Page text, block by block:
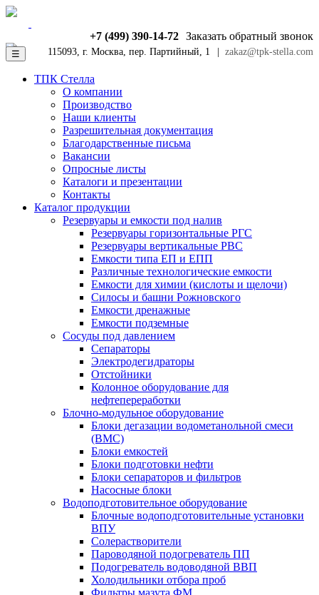
Заказать обратный звонок
+7 (499) 390-14-72
zakaz@tpk-stella.com
115093, г. Москва, пер. Партийный, 1
☰
ТПК Стелла
О компании
Производство
Наши клиенты
Разрешительная документация
Благодарственные письма
Вакансии
Опросные листы
Каталоги и презентации
Контакты
Каталог продукции
Резервуары и емкости под налив
Резервуары горизонтальные РГС
Резервуары вертикальные РВС
Емкости типа ЕП и ЕПП
Различные технологические емкости
Емкости для химии (кислоты и щелочи)
Силосы и башни Рожновского
Емкости дренажные
Емкости подземные
Сосуды под давлением
Сепараторы
Электродегидраторы
Отстойники
Колонное оборудование для
нефтепереработки
Блочно-модульное оборудование
Блоки дегазации водометанольной смеси
(BMC)
Блоки емкостей
Блоки подготовки нефти
Блоки сепараторов и фильтров
Насосные блоки
Водоподготовительное оборудование
Блочные водоподготовительные установки
ВПУ
Солерастворители
Пароводяной подогреватель ПП
Подогреватель водоводяной ВВП
Холодильники отбора проб
Фильтры мазута ФМ